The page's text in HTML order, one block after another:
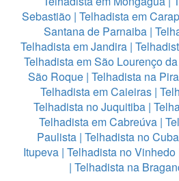
Sebastião| Telhadista em
Santana de Parnaiba|
Telhadista em Jandira |
Telhadista em São Lourenço
São Roque | Telhadista na
Telhadista em Caieiras |
Telhadista no Juquitiba |
Telhadista em Cabreúva |
Paulista| Telhadista no
Itupeva| Telhadista no Vinhedo
| Telhadista na